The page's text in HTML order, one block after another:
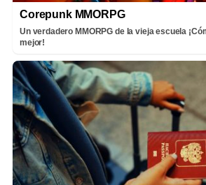
Corepunk MMORPG
Un verdadero MMORPG de la vieja escuela
mejor!